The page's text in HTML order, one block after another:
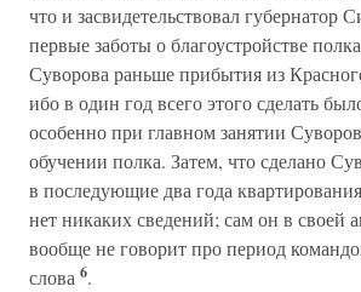
что и засвидетельствовал губернатор
первые заботы о благоустройстве
Суворова раньше прибытия из
ибо в один год всего этого сделать
особенно при главном занятии
обучении полка. Затем, что сделано
в последующие два года
нет никаких сведений; сам он в своей
вообще не говорит про период
слова 6.